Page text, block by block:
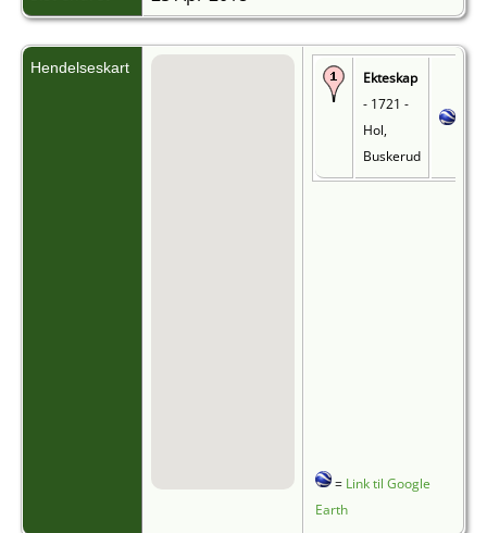
Hendelseskart
Ekteskap
- 1721 -
Hol,
Buskerud
= Link til Google
Earth